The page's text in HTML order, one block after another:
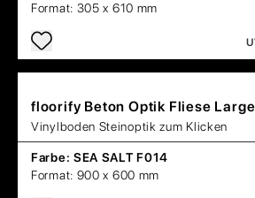
Format: 305 x 610 mm
floorify Beton Optik Fliese Large
Vinylboden Steinoptik zum Klicken
Farbe: SEA SALT F014
Format: 900 x 600 mm